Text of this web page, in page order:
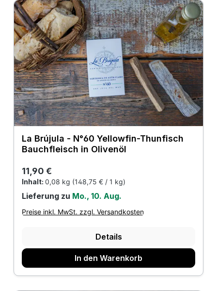
La Brújula - N°60 Yellowfin-Thunfisch
Bauchfleisch in Olivenöl
Regulärer Preis:
11,90 €
Inhalt: 0,08 kg (148,75 € / 1 kg)
Lieferung zu Mo., 10. Aug.
Preise inkl. MwSt. zzgl. Versandkosten
Details
In den Warenkorb